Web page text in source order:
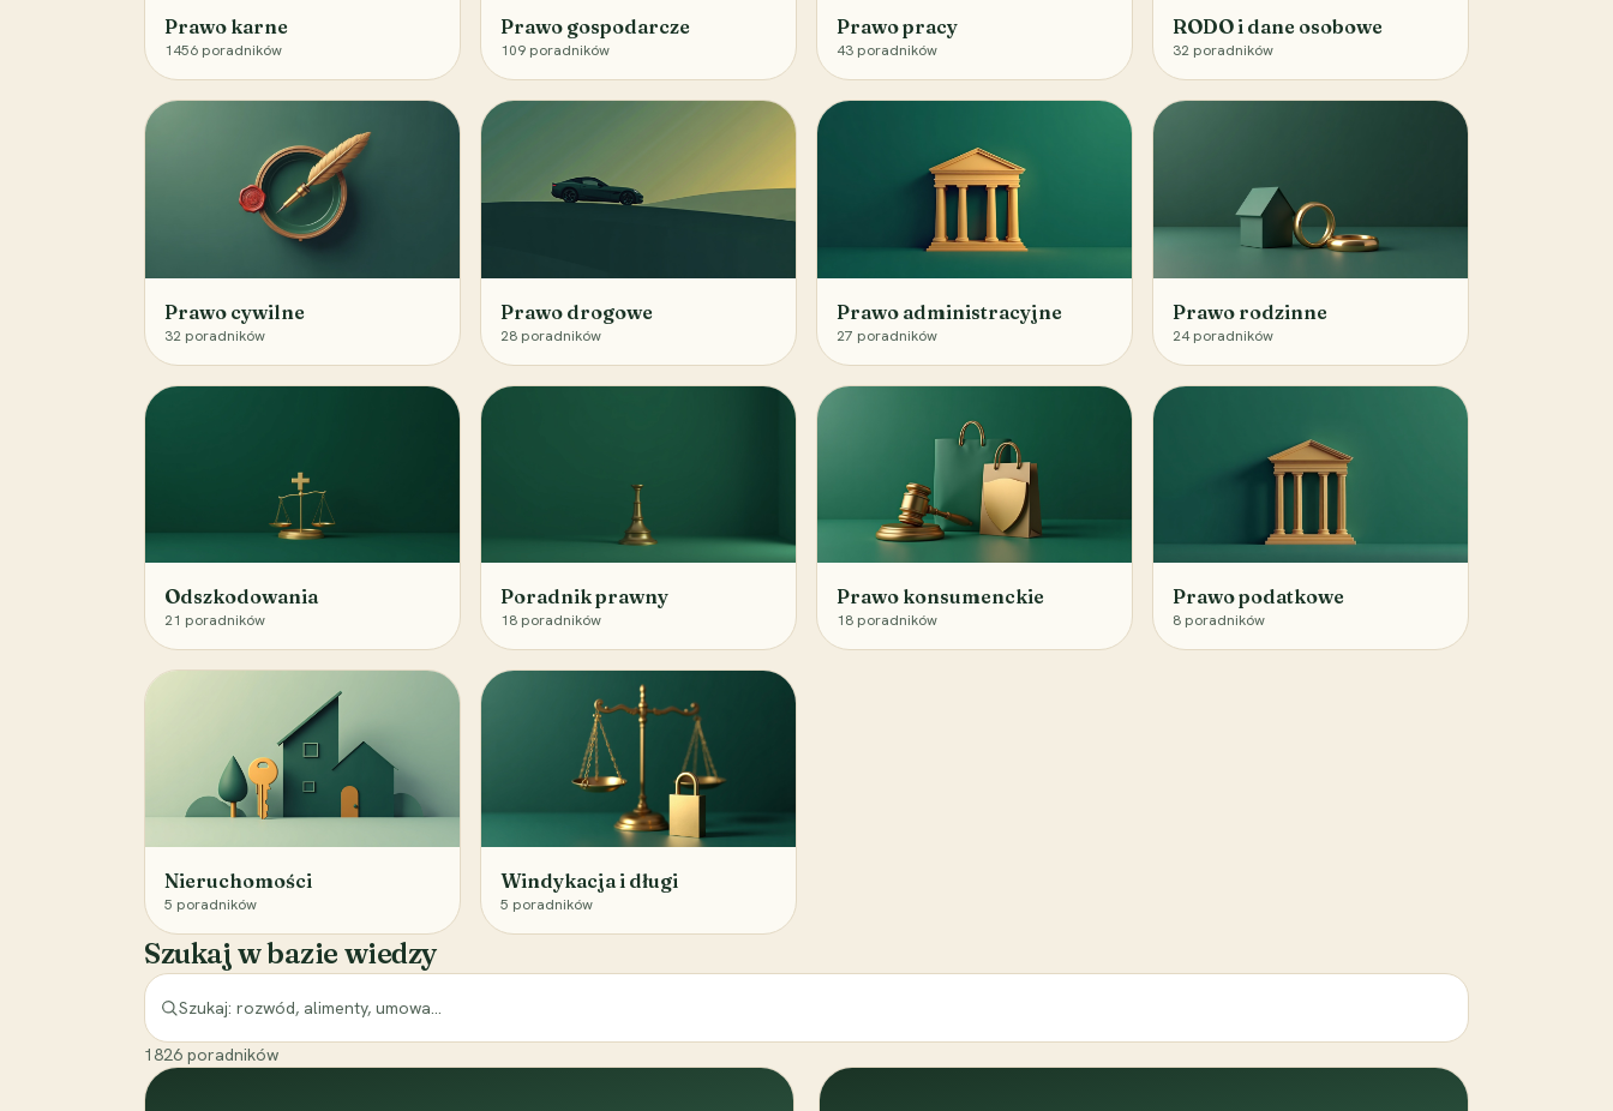
Prawo karne
1456 poradników
Prawo gospodarcze
109 poradników
Prawo pracy
43 poradników
RODO i dane osobowe
32 poradników
Prawo cywilne
32 poradników
Prawo drogowe
28 poradników
Prawo administracyjne
27 poradników
Prawo rodzinne
24 poradników
Odszkodowania
21 poradników
Poradnik prawny
18 poradników
Prawo konsumenckie
18 poradników
Prawo podatkowe
8 poradników
Nieruchomości
5 poradników
Windykacja i długi
5 poradników
Szukaj w bazie wiedzy
1826 poradników